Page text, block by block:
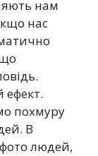
нам
нас
ефект.
похмуру
В
людей,